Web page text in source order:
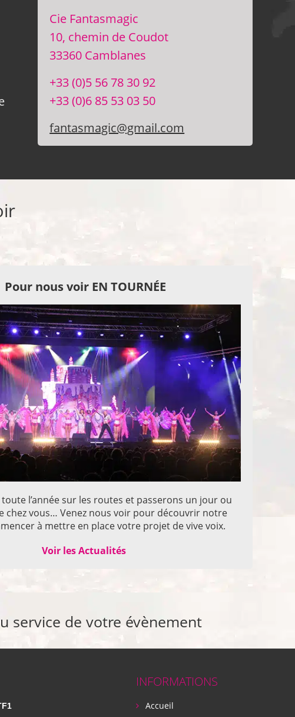
Cie Fantasmagic
10, chemin de Coudot
33360 Camblanes
+33 (0)5 56 78 30 92
+33 (0)6 85 53 03 50
fantasmagic@gmail.com
Pour nous voir EN TOURNÉE
l’année sur les routes et passerons un jour ou
chez vous… Venez nous voir pour découvrir notre
à mettre en place votre projet de vive voix.
Voir les Actualités
service de votre évènement
INFORMATIONS
Accueil